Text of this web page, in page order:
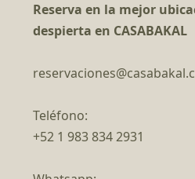
Reserva en la mejor
despierta en CASABAKAL
Teléfono:
+52 1 983 834 2931